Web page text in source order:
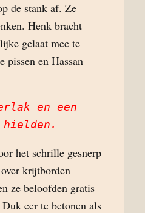
de stank af. Ze
Henk bracht
gelaat mee te
pissen en Hassan
en een
hielden.
het schrille gesnerp
krijtborden
ze beloofden gratis
eer te betonen als